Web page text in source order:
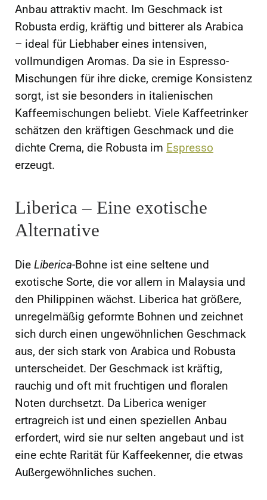
Anbau attraktiv macht. Im Geschmack ist
Robusta erdig, kräftig und bitterer als Arabica
– ideal für Liebhaber eines intensiven,
vollmundigen Aromas. Da sie in Espresso-
Mischungen für ihre dicke, cremige Konsistenz
sorgt, ist sie besonders in italienischen
Kaffeemischungen beliebt. Viele Kaffeetrinker
schätzen den kräftigen Geschmack und die
dichte Crema, die Robusta im Espresso
erzeugt.
Liberica – Eine exotische
Alternative
Die Liberica-Bohne ist eine seltene und
exotische Sorte, die vor allem in Malaysia und
den Philippinen wächst. Liberica hat größere,
unregelmäßig geformte Bohnen und zeichnet
sich durch einen ungewöhnlichen Geschmack
aus, der sich stark von Arabica und Robusta
unterscheidet. Der Geschmack ist kräftig,
rauchig und oft mit fruchtigen und floralen
Noten durchsetzt. Da Liberica weniger
ertragreich ist und einen speziellen Anbau
erfordert, wird sie nur selten angebaut und ist
eine echte Rarität für Kaffeekenner, die etwas
Außergewöhnliches suchen.